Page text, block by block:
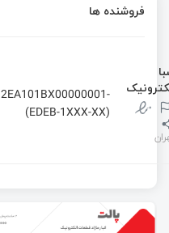
فروشنده ها
2EA101BX00000001-
(EDEB-1XXX-XX)